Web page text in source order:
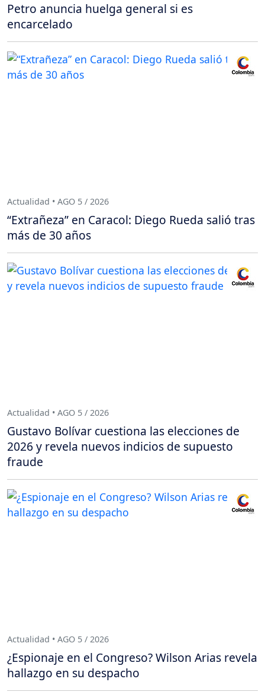
Petro anuncia huelga general si es
encarcelado
Actualidad • AGO 5 / 2026
“Extrañeza” en Caracol: Diego Rueda salió tras
más de 30 años
Actualidad • AGO 5 / 2026
Gustavo Bolívar cuestiona las elecciones de
2026 y revela nuevos indicios de supuesto
fraude
Actualidad • AGO 5 / 2026
¿Espionaje en el Congreso? Wilson Arias revela
hallazgo en su despacho